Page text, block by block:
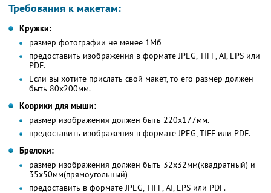
Требования к макетам:
Кружки:
размер фотографии не менее 1Мб
предоставить изображения в формате JPEG, TIFF, AI, EPS или
PDF.
Если вы хотите прислать свой макет, то его размер должен
быть 80х200мм.
Коврики для мыши:
размер изображения должен быть 220х177мм.
предоставить изображения в формате JPEG, TIFF или PDF.
Брелоки:
размер изображения должен быть 32х32мм(квадратный) и
35х50мм(прямоугольный)
предоставить в формате JPEG, TIFF, AI, EPS или PDF.